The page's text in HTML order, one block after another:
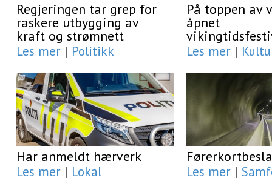
Regjeringen tar grep for
raskere utbygging av
kraft og strømnett
Les mer | Politikk
På toppen av
åpnet
Les mer |
Har anmeldt hærverk
Les mer | Lokal Les mer |